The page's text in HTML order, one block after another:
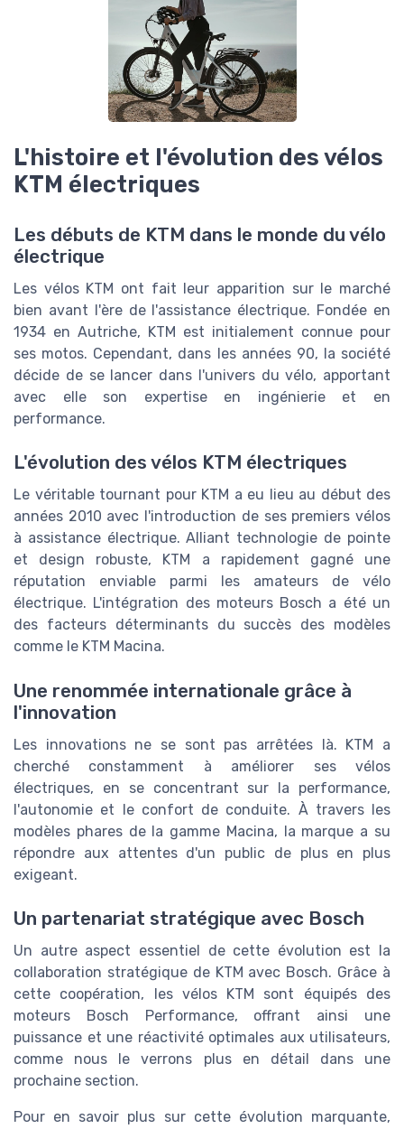
L'histoire et l'évolution des vélos
KTM électriques
Les débuts de KTM dans le monde du vélo
électrique
Les vélos KTM ont fait leur apparition sur le marché
bien avant l'ère de l'assistance électrique. Fondée en
1934 en Autriche, KTM est initialement connue pour
ses motos. Cependant, dans les années 90, la société
décide de se lancer dans l'univers du vélo, apportant
avec elle son expertise en ingénierie et en
performance.
L'évolution des vélos KTM électriques
Le véritable tournant pour KTM a eu lieu au début des
années 2010 avec l'introduction de ses premiers vélos
à assistance électrique. Alliant technologie de pointe
et design robuste, KTM a rapidement gagné une
réputation enviable parmi les amateurs de vélo
électrique. L'intégration des moteurs Bosch a été un
des facteurs déterminants du succès des modèles
comme le KTM Macina.
Une renommée internationale grâce à
l'innovation
Les innovations ne se sont pas arrêtées là. KTM a
cherché constamment à améliorer ses vélos
électriques, en se concentrant sur la performance,
l'autonomie et le confort de conduite. À travers les
modèles phares de la gamme Macina, la marque a su
répondre aux attentes d'un public de plus en plus
exigeant.
Un partenariat stratégique avec Bosch
Un autre aspect essentiel de cette évolution est la
collaboration stratégique de KTM avec Bosch. Grâce à
cette coopération, les vélos KTM sont équipés des
moteurs Bosch Performance, offrant ainsi une
puissance et une réactivité optimales aux utilisateurs,
comme nous le verrons plus en détail dans une
prochaine section.
Pour en savoir plus sur cette évolution marquante,